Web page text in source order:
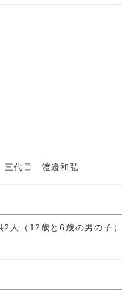
三代目 渡邉和弘
歳と6歳の男の子）